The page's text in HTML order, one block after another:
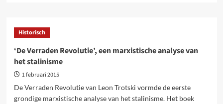
politieke
perspectieven
de
kunstsector?
Historisch
‘De Verraden Revolutie’, een marxistische analyse van
het stalinisme
1 februari 2015
De Verraden Revolutie van Leon Trotski vormde de eerste
grondige marxistische analyse van het stalinisme. Het boek